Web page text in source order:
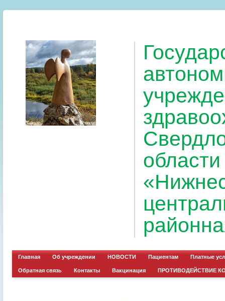
области
Главная Об учреждении НОВОСТИ Пациентам Платные
Обратная связь Контакты Вакцинация ПРОТИВОДЕЙСТВИЕ